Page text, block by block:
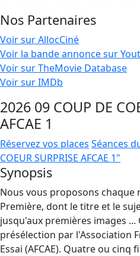
Nos Partenaires
Voir sur AllocCiné
Voir la bande annonce sur
Voir sur TheMovie Database
Voir sur IMDb
2026 09 COUP DE
AFCAE 1
Réservez vos places Séances
COEUR SURPRISE AFCAE 1"
Synopsis
Nous vous proposons chaque
Première, dont le titre et le
jusqu'aux premières images
présélection par l'Association
Essai (AFCAE). Quatre ou